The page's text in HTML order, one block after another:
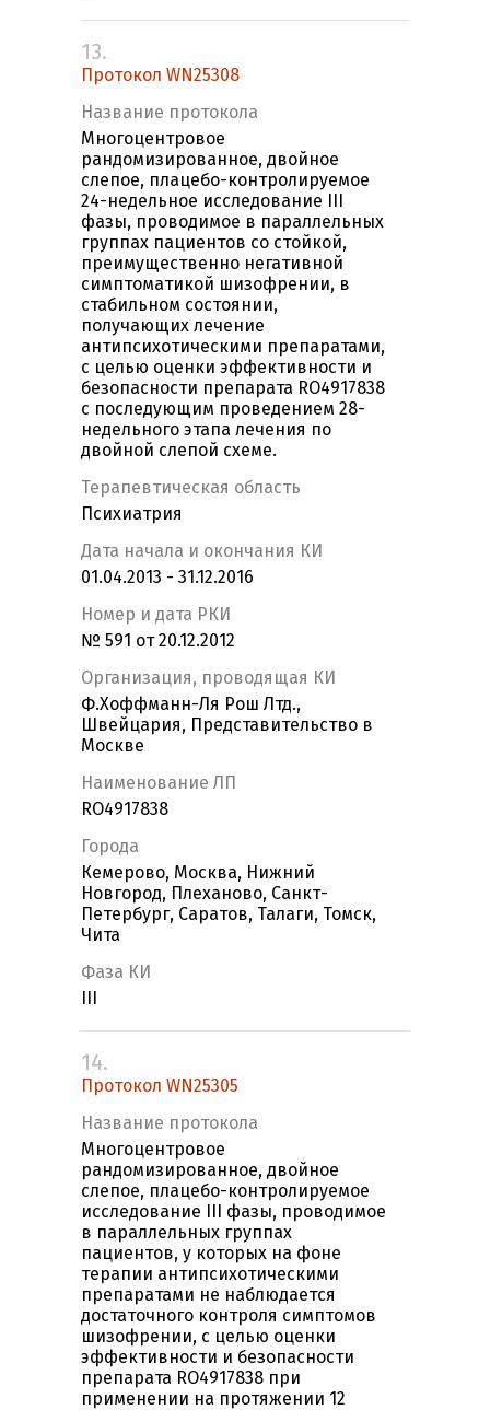
13.
Протокол WN25308
Название протокола
Многоцентровое
рандомизированное, двойное
слепое, плацебо-контролируемое
24-недельное исследование III
фазы, проводимое в параллельных
группах пациентов со стойкой,
преимущественно негативной
симптоматикой шизофрении, в
стабильном состоянии,
получающих лечение
антипсихотическими препаратами,
с целью оценки эффективности и
безопасности препарата RO4917838
с последующим проведением 28-
недельного этапа лечения по
двойной слепой схеме.
Терапевтическая область
Психиатрия
Дата начала и окончания КИ
01.04.2013 - 31.12.2016
Номер и дата РКИ
№ 591 от 20.12.2012
Организация, проводящая КИ
Ф.Хоффманн-Ля Рош Лтд.,
Швейцария, Представительство в
Москве
Наименование ЛП
RO4917838
Города
Кемерово, Москва, Нижний
Новгород, Плеханово, Санкт-
Петербург, Саратов, Талаги, Томск,
Чита
Фаза КИ
14.
Протокол WN25305
Название протокола
Многоцентровое
рандомизированное, двойное
слепое, плацебо-контролируемое
исследование III фазы, проводимое
в параллельных группах
пациентов, у которых на фоне
терапии антипсихотическими
препаратами не наблюдается
достаточного контроля симптомов
шизофрении, с целью оценки
эффективности и безопасности
препарата RO4917838 при
применении на протяжении 12